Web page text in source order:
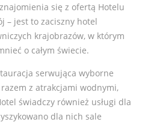
się z ofertą Hotelu
– jest to zaciszny hotel
krajobrazów, w którym
o całym świecie.
serwująca wyborne
z atrakcjami wodnymi,
świadczy również usługi dla
dla nich sale